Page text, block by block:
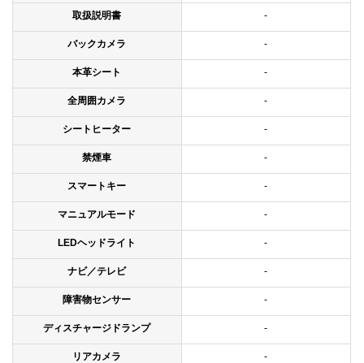
取扱説明書 -
バックカメラ -
本革シート -
全周囲カメラ -
シートヒーター -
禁煙車 -
スマートキー -
マニュアルモード -
LEDヘッドライト -
ナビ／テレビ -
障害物センサー -
ディスチャージドランプ -
リアカメラ -